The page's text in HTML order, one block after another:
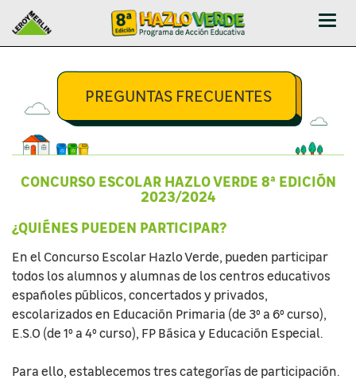
Abrir
PREGUNTAS FRECUENTES
CONCURSO ESCOLAR HAZLO VERDE 8ª EDICIÓN
2023/2024
¿QUIÉNES PUEDEN PARTICIPAR?
En el Concurso Escolar Hazlo Verde, pueden participar
todos los alumnos y alumnas de los centros educativos
españoles públicos, concertados y privados,
escolarizados en Educación Primaria (de 3º a 6º curso),
E.S.O (de 1º a 4º curso), FP Básica y Educación Especial.
Para ello, establecemos tres categorías de participación.